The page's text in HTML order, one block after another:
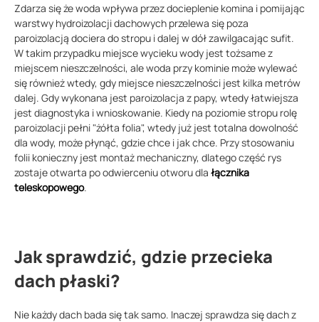
Zdarza się że woda wpływa przez docieplenie komina i pomijając
warstwy hydroizolacji dachowych przelewa się poza
paroizolacją dociera do stropu i dalej w dół zawilgacając sufit.
W takim przypadku miejsce wycieku wody jest tożsame z
miejscem nieszczelności, ale woda przy kominie może wylewać
się również wtedy, gdy miejsce nieszczelności jest kilka metrów
dalej. Gdy wykonana jest paroizolacja z papy, wtedy łatwiejsza
jest diagnostyka i wnioskowanie. Kiedy na poziomie stropu rolę
paroizolacji pełni "żółta folia", wtedy już jest totalna dowolność
dla wody, może płynąć, gdzie chce i jak chce. Przy stosowaniu
folii konieczny jest montaż mechaniczny, dlatego część rys
zostaje otwarta po odwierceniu otworu dla łącznika
teleskopowego.
Jak sprawdzić, gdzie przecieka
dach płaski?
Nie każdy dach bada się tak samo. Inaczej sprawdza się dach z